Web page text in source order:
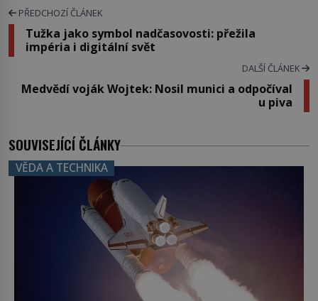
PŘEDCHOZÍ ČLÁNEK
Tužka jako symbol nadčasovosti: přežila
impéria i digitální svět
DALŠÍ ČLÁNEK
Medvědí voják Wojtek: Nosil munici a odpočíval
u piva
SOUVISEJÍCÍ ČLÁNKY
VĚDA A TECHNIKA